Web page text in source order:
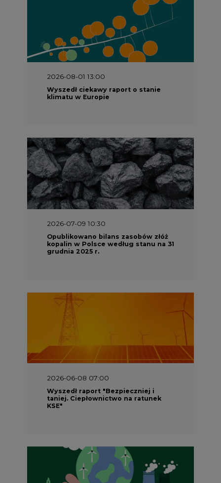
2026-08-01 13:00
Wyszedł ciekawy raport o stanie
klimatu w Europie
2026-07-09 10:30
Opublikowano bilans zasobów złóż
kopalin w Polsce według stanu na 31
grudnia 2025 r.
2026-06-08 07:00
Wyszedł raport "Bezpieczniej i
taniej. Ciepłownictwo na ratunek
KSE"